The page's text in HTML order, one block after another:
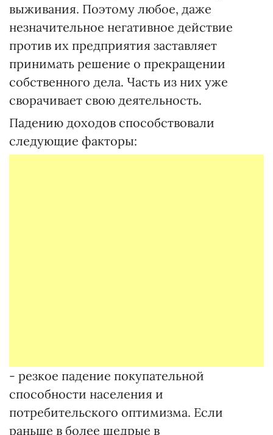
выживания. Поэтому любое, даже
незначительное негативное действие
против их предприятия заставляет
принимать решение о прекращении
собственного дела. Часть из них уже
сворачивает свою деятельность.
Падению доходов способствовали
следующие факторы:
- резкое падение покупательной
способности населения и
потребительского оптимизма. Если
раньше в более щедрые в